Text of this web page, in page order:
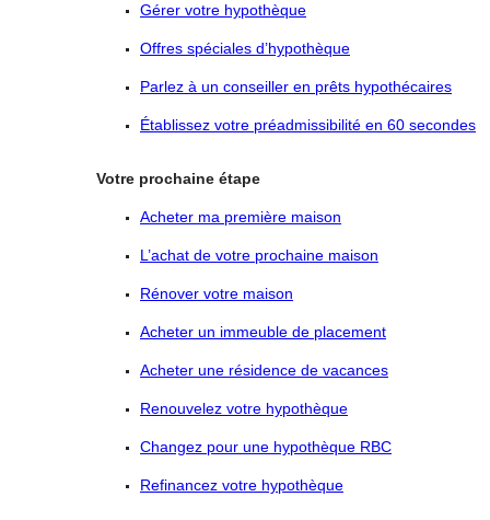
Gérer votre hypothèque
Offres spéciales d’hypothèque
Parlez à un conseiller en prêts hypothécaires
Établissez votre préadmissibilité en 60 secondes
Votre prochaine étape
Acheter ma première maison
L’achat de votre prochaine maison
Rénover votre maison
Acheter un immeuble de placement
Acheter une résidence de vacances
Renouvelez votre hypothèque
Changez pour une hypothèque RBC
Refinancez votre hypothèque